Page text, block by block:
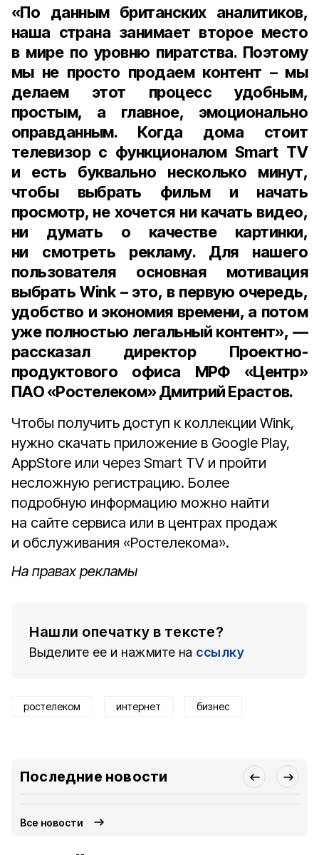
«По данным британских аналитиков,
наша страна занимает второе место
в мире по уровню пиратства. Поэтому
мы не просто продаем контент – мы
делаем этот процесс удобным,
простым, а главное, эмоционально
оправданным. Когда дома стоит
телевизор с функционалом Smart TV
и есть буквально несколько минут,
чтобы выбрать фильм и начать
просмотр, не хочется ни качать видео,
ни думать о качестве картинки,
ни смотреть рекламу. Для нашего
пользователя основная мотивация
выбрать Wink – это, в первую очередь,
удобство и экономия времени, а потом
уже полностью легальный контент», —
рассказал директор Проектно-
продуктового офиса МРФ «Центр»
ПАО «Ростелеком» Дмитрий Ерастов.
Чтобы получить доступ к коллекции Wink,
нужно скачать приложение в Google Play,
AppStore или через Smart TV и пройти
несложную регистрацию. Более
подробную информацию можно найти
на сайте сервиса или в центрах продаж
и обслуживания «Ростелекома».
На правах рекламы
Нашли опечатку в тексте?
Выделите ее и нажмите на ссылку
ростелеком интернет бизнес
Последние новости
Все новости